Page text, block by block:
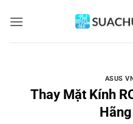
qua
ASUS
Thay Mặt Kính